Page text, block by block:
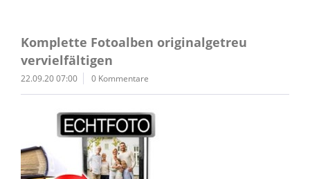
Komplette Fotoalben originalgetreu
vervielfältigen
22.09.20 07:00 0 Kommentare